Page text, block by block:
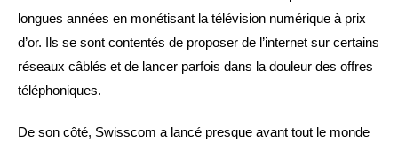
longues années en monétisant la télévision numérique à prix
d’or. Ils se sont contentés de proposer de l’internet sur certains
réseaux câblés et de lancer parfois dans la douleur des offres
téléphoniques.
De son côté, Swisscom a lancé presque avant tout le monde